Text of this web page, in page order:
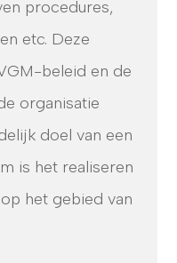
procedures,
etc. Deze
beleid en de
organisatie
doel van een
is het realiseren
het gebied van